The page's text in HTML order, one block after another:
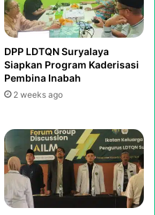
DPP LDTQN Suryalaya
Siapkan Program Kaderisasi
Pembina Inabah
2 weeks ago